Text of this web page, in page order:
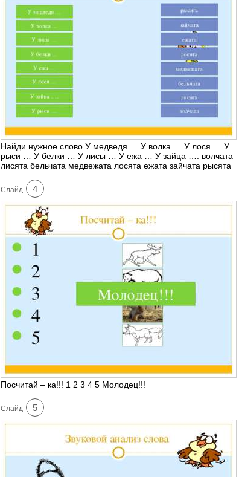
Найди нужное слово У медведя … У волка … У лося … У
рыси … У белки … У лисы … У ежа … У зайца …. волчата
лисята бельчата медвежата лосята ежата зайчата рысята
Cлайд 4
Посчитай – ка!!! 1 2 3 4 5 Молодец!!!
Cлайд 5